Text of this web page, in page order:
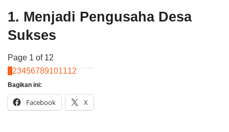
1. Menjadi Pengusaha Desa
Sukses
Page 1 of 12
23456789101112
Bagikan ini:
Facebook X